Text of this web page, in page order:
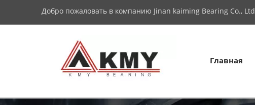
Добро пожаловать в компанию Jinan kaiming Bearing Co., Ltd
Главная